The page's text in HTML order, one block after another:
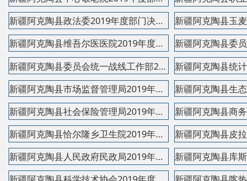
新疆阿克陶县科学技术协会2019年度部门决算公开说明
新疆阿克陶县加马铁力克中学2019年度部门决算公开说...
新疆阿克陶县技工学校2019年度部门决算公开说明
新疆阿克陶县行政服务中心2019年度部门决算公开说明
新疆阿克陶县房地产管理局2019年度部门决算公开说...
新疆阿克陶县委员会办公室2019年度部门决算公开说明
新疆阿克陶县草原监理所2019年度部门决算公开说明
新疆阿克陶县布伦口乡卫生院2019年度部门决算公开...
新疆阿克陶县巴仁乡“双语”幼儿园 2019年度部门决...